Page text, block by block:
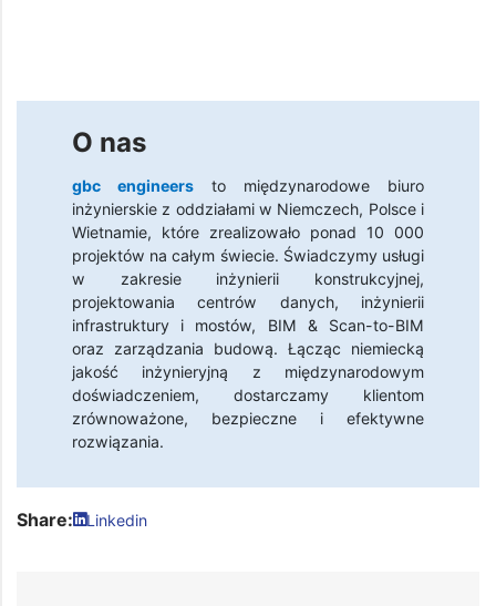
O nas
gbc engineers to międzynarodowe biuro
inżynierskie z oddziałami w Niemczech, Polsce i
Wietnamie, które zrealizowało ponad 10 000
projektów na całym świecie. Świadczymy usługi
w zakresie inżynierii konstrukcyjnej,
projektowania centrów danych, inżynierii
infrastruktury i mostów, BIM & Scan-to-BIM
oraz zarządzania budową. Łącząc niemiecką
jakość inżynieryjną z międzynarodowym
doświadczeniem, dostarczamy klientom
zrównoważone, bezpieczne i efektywne
rozwiązania.
Share: Linkedin